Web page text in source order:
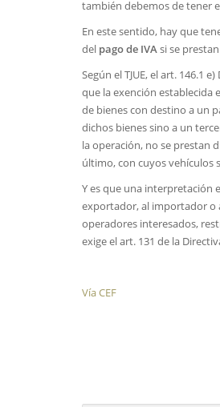
también debemos de tener
En este sentido, hay que
del pago de IVAsi se
Según el TJUE, el art. 146.1
que la exención establecida
de bienes con destino a un
dichos bienes sino a un
la operación, no se prestan
último, con cuyos vehículos
Y es que una interpretación
exportador, al importador o
operadores interesados,
exige el art. 131 de la
Vía CEF